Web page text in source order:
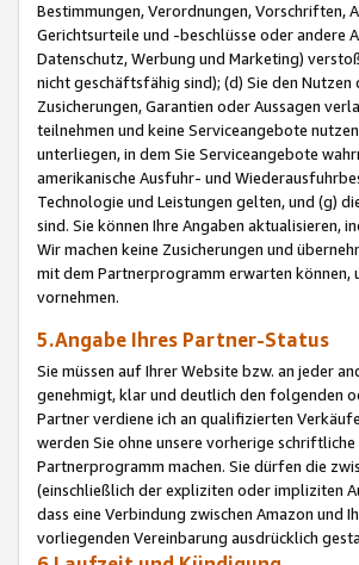
Bestimmungen, Verordnungen, Vorschriften,
Gerichtsurteile und -beschlüsse oder andere
Datenschutz, Werbung und Marketing)
nicht geschäftsfähig sind); (d) Sie den
Zusicherungen, Garantien oder Aussagen
teilnehmen und keine Serviceangebote
unterliegen, in dem Sie Serviceangebote
amerikanische Ausfuhr- und
Technologie und Leistungen gelten, und (g)
sind. Sie können Ihre Angaben aktualisieren,
Wir machen keine Zusicherungen und
mit dem Partnerprogramm erwarten können,
vornehmen.
5.Angabe Ihres Partner-Status
Sie müssen auf Ihrer Website bzw. an jeder
genehmigt, klar und deutlich den folgenden
Partner verdiene ich an qualifizierten
werden Sie ohne unsere vorherige
Partnerprogramm machen. Sie dürfen die
(einschließlich der expliziten oder impliziten
dass eine Verbindung zwischen Amazon und
vorliegenden Vereinbarung ausdrücklich